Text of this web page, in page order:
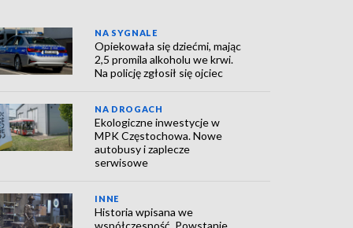
NA SYGNALE
Opiekowała się dziećmi, mając
2,5 promila alkoholu we krwi.
Na policję zgłosił się ojciec
NA DROGACH
Ekologiczne inwestycje w
MPK Częstochowa. Nowe
autobusy i zaplecze
serwisowe
INNE
Historia wpisana we
współczesność. Powstanie